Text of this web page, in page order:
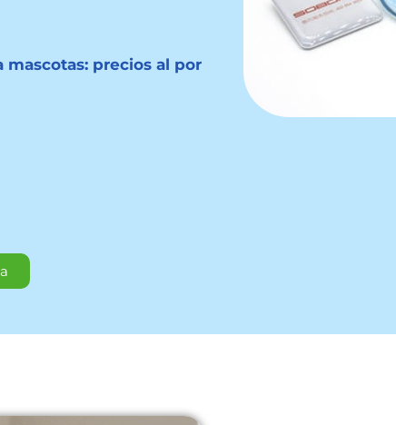
mascotas: precios al por